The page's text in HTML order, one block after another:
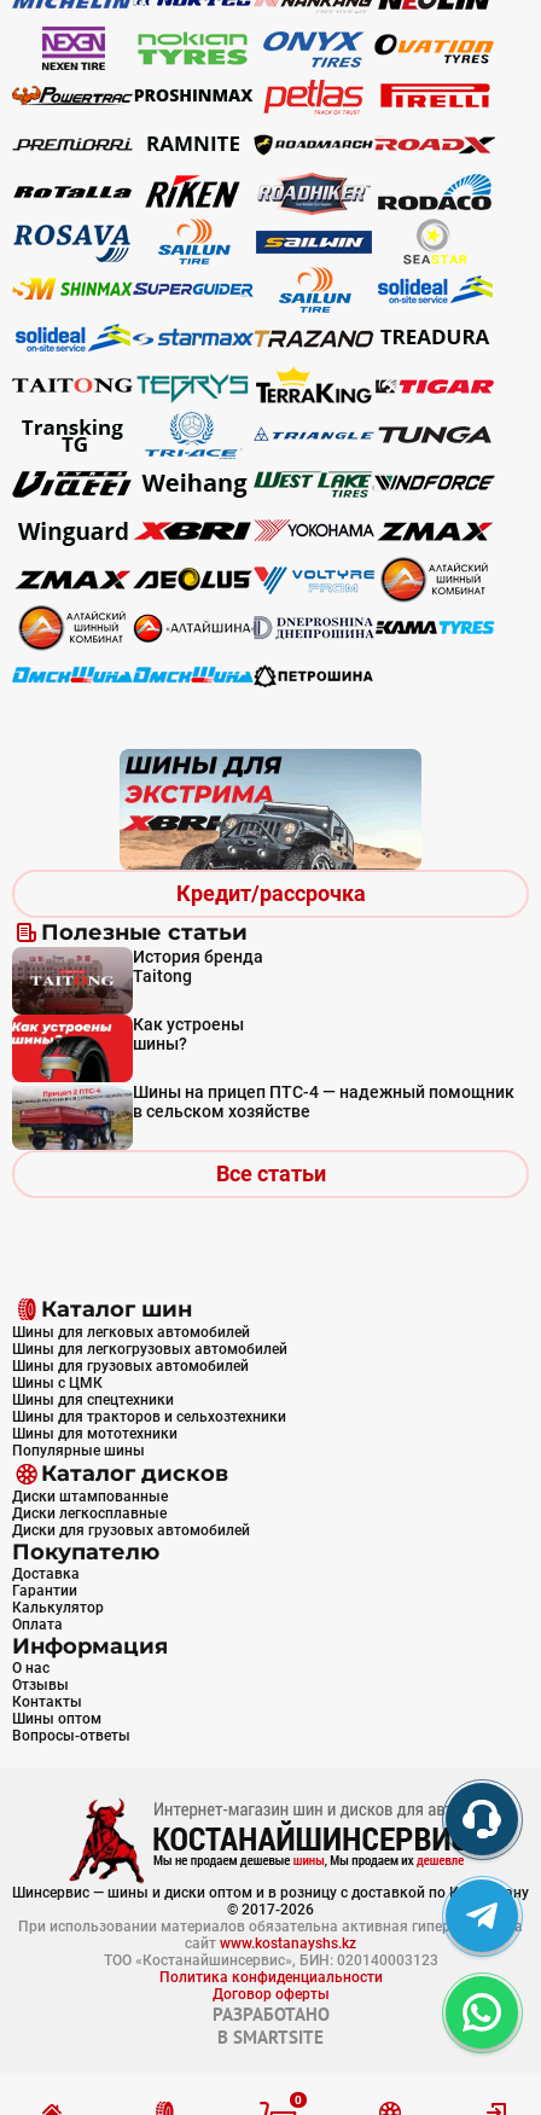
0
Кредит/рассрочка
Полезные статьи
История бренда
Taitong
Как устроены
шины?
Шины на прицеп ПТС-4 — надежный помощник
в сельском хозяйстве
Все статьи
Каталог шин
Шины для легковых автомобилей
Шины для легкогрузовых автомобилей
Шины для грузовых автомобилей
Шины с ЦМК
Шины для спецтехники
Шины для тракторов и сельхозтехники
Шины для мототехники
Популярные шины
Каталог дисков
Диски штампованные
Диски легкосплавные
Диски для грузовых автомобилей
Покупателю
Доставка
Гарантии
Калькулятор
Оплата
Информация
О нас
Отзывы
Контакты
Шины оптом
Вопросы-ответы
Шинсервис — шины и диски оптом и в розницу с доставкой по Казахстану
© 2017-2026
При использовании материалов обязательна активная гиперссылка на
сайт www.kostanayshs.kz
ТОО «Костанайшинсервис», БИН: 020140003123
Политика конфиденциальности
Договор оферты
РАЗРАБОТАНО
В SMARTSITE